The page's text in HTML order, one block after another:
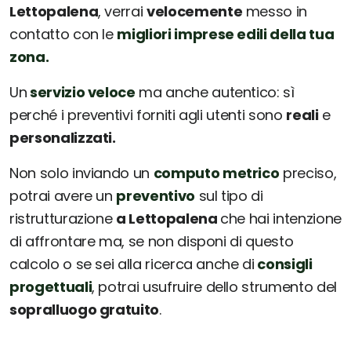
Lettopalena, verraivelocemente messo in
contatto con le migliori imprese edili della tua
zona.
Unservizio veloce ma anche autentico: sì
perché i preventivi forniti agli utenti sono realie
personalizzati.
Non solo inviando un computo metrico preciso,
potrai avere un preventivo sul tipo di
ristrutturazione a Lettopalena che hai intenzione
di affrontare ma, se non disponi di questo
calcolo o se sei alla ricerca anche di consigli
progettuali, potrai usufruire dello strumento del
sopralluogo gratuito.